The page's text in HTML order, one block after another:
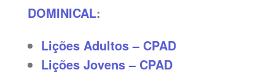
DOMINICAL:
Lições Adultos – CPAD
Lições Jovens – CPAD